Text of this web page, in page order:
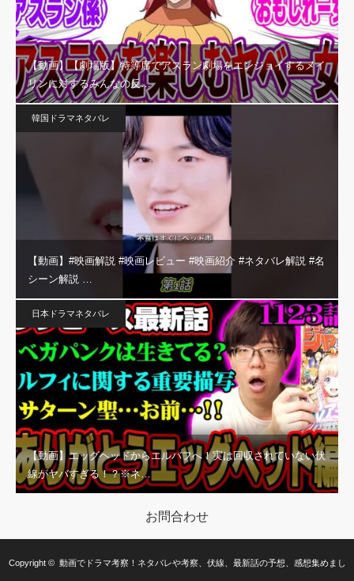
【動画】【劇場版】特等席でアスラン劇場をエンジョイするメイ
リンに対するみんなの反…
韓国ドラマネタバレ
【動画】#映画解説 #映画レビュー #映画紹介 #ネタバレ解説 #名
シーン解説 …
日本ドラマネタバレ
【動画】エッグヘッドからエルバフへ！実は回収されていない伏
線がヤバすぎる！？※ネ…
お問合わせ
Copyright © 動画でドラマ考察！ネタバレや考察、伏線、最新話の予想、感想集めまし